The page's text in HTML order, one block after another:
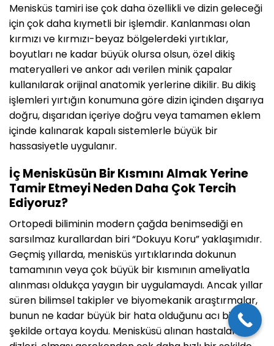
Menisküs tamiri ise çok daha özellikli ve dizin geleceği
için çok daha kıymetli bir işlemdir. Kanlanması olan
kırmızı ve kırmızı-beyaz bölgelerdeki yırtıklar,
boyutları ne kadar büyük olursa olsun, özel dikiş
materyalleri ve ankor adı verilen minik çapalar
kullanılarak orijinal anatomik yerlerine dikilir. Bu dikiş
işlemleri yırtığın konumuna göre dizin içinden dışarıya
doğru, dışarıdan içeriye doğru veya tamamen eklem
içinde kalınarak kapalı sistemlerle büyük bir
hassasiyetle uygulanır.
İç Menisküsün Bir Kısmını Almak Yerine
Tamir Etmeyi Neden Daha Çok Tercih
Ediyoruz?
Ortopedi biliminin modern çağda benimsediği en
sarsılmaz kurallardan biri “Dokuyu Koru” yaklaşımıdır.
Geçmiş yıllarda, menisküs yırtıklarında dokunun
tamamının veya çok büyük bir kısmının ameliyatla
alınması oldukça yaygın bir uygulamaydı. Ancak yıllar
süren bilimsel takipler ve biyomekanik araştırmalar,
bunun ne kadar büyük bir hata olduğunu acı bir
şekilde ortaya koydu. Menisküsü alınan hastaların